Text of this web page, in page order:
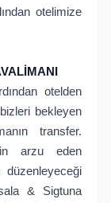
otelimize
otelden
bekleyen
transfer.
arzu eden
düzenleyeceği
& Sigtuna